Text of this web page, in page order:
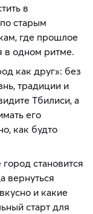
в
старым
где прошлое
в одном ритме.
как друг»: без
традиции и
Тбилиси, а
его
как будто
становится
вернуться
и какие
старт для